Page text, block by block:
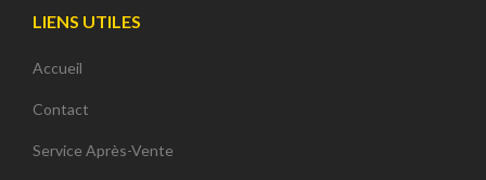
LIENS UTILES
Accueil
Contact
Service Après-Vente